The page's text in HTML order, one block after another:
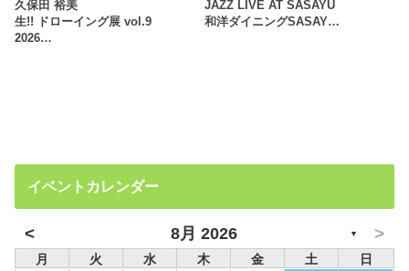
久保田 裕美
生!! ドローイング展 vol.9
2026…
JAZZ LIVE AT SASAYU
和洋ダイニングSASAY…
イベントカレンダー
< 8月 2026 ▼ >
月 火 水 木 金 土
日